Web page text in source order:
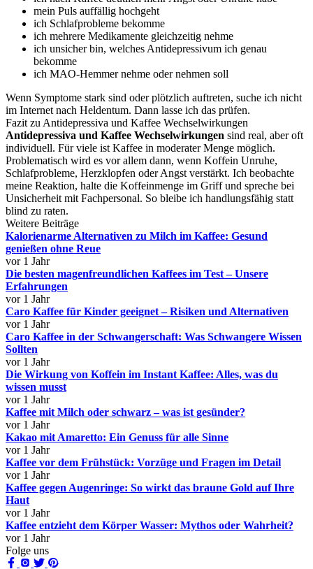
mein Puls auffällig hochgeht
ich Schlafprobleme bekomme
ich mehrere Medikamente gleichzeitig nehme
ich unsicher bin, welches Antidepressivum ich genau
bekomme
ich MAO-Hemmer nehme oder nehmen soll
Wenn Symptome stark sind oder plötzlich auftreten, suche ich nicht
im Internet nach Heldentum. Dann lasse ich das prüfen.
Fazit zu Antidepressiva und Kaffee Wechselwirkungen
Antidepressiva und Kaffee Wechselwirkungen sind real, aber oft
individuell. Für viele ist Kaffee in moderater Menge möglich.
Problematisch wird es vor allem dann, wenn Koffein Unruhe,
Schlafprobleme, Herzklopfen oder Angst verstärkt. Ich beobachte
meine Reaktion, halte die Koffeinmenge im Griff und spreche bei
Unsicherheit mit Fachpersonal. So bleibe ich handlungsfähig statt
blind zu raten.
Weitere Beiträge
Kalorienarme Alternativen zu Milch im Kaffee: Gesund
genießen ohne Reue
vor 1 Jahr
Die besten magenfreundlichen Kaffees im Test – Unsere
Erfahrungen
vor 1 Jahr
Caro Kaffee für Kinder geeignet – Risiken und Alternativen
vor 1 Jahr
Caro Kaffee in der Schwangerschaft: Was Schwangere Wissen
Sollten
vor 1 Jahr
Die Wirkung von Koffein im Instant Kaffee: Alles, was du
wissen musst
vor 1 Jahr
Kaffee mit Milch oder schwarz – was ist gesünder?
vor 1 Jahr
Kakao mit Amaretto: Ein Genuss für alle Sinne
vor 1 Jahr
Kaffee vor dem Frühstück: Vorzüge und Fragen im Detail
vor 1 Jahr
Kaffee gegen Augenringe: So wirkt das braune Gold auf Ihre
Haut
vor 1 Jahr
Kaffee entzieht dem Körper Wasser: Mythos oder Wahrheit?
vor 1 Jahr
Folge uns